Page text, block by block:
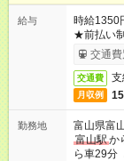
給与
時給1350
★前払い
交通費
交通費
月収例
勤務地
富山県富
富山駅か
ら車29分